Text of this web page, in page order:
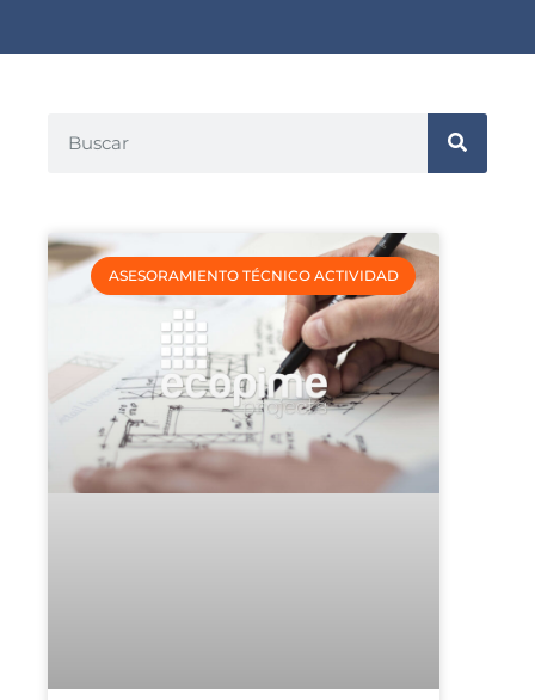
ASESORAMIENTO TÉCNICO ACTIVIDAD